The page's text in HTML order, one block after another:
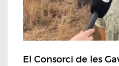
El Consorci de les